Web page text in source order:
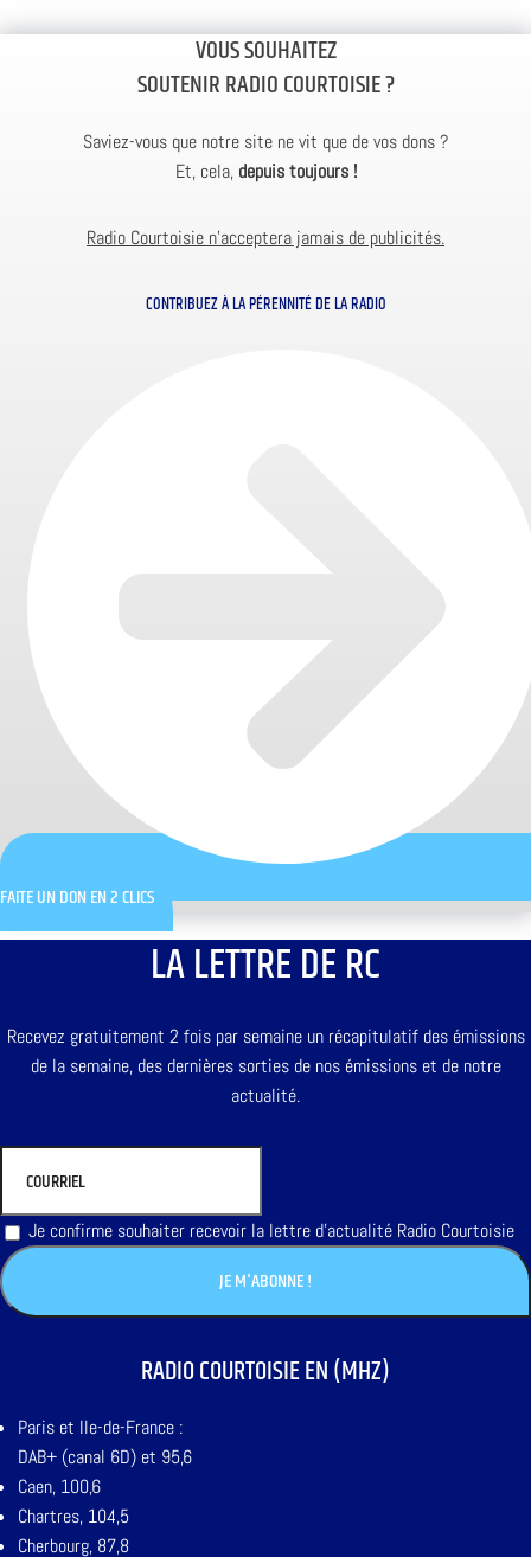
VOUS SOUHAITEZ
SOUTENIR RADIO COURTOISIE ?
Saviez-vous que notre site ne vit que de vos dons ?
Et, cela, depuis toujours !
Radio Courtoisie n’acceptera jamais de publicités.
CONTRIBUEZ À LA PÉRENNITÉ DE LA RADIO
FAITE UN DON EN 2 CLICS
LA LETTRE DE RC
Recevez gratuitement 2 fois par semaine un récapitulatif des émissions
de la semaine, des dernières sorties de nos émissions et de notre
actualité.
Je confirme souhaiter recevoir la lettre d'actualité Radio Courtoisie
RADIO COURTOISIE EN (MHZ)
Paris et Ile-de-France :
DAB+ (canal 6D) et 95,6
Caen, 100,6
Chartres, 104,5
Cherbourg, 87,8